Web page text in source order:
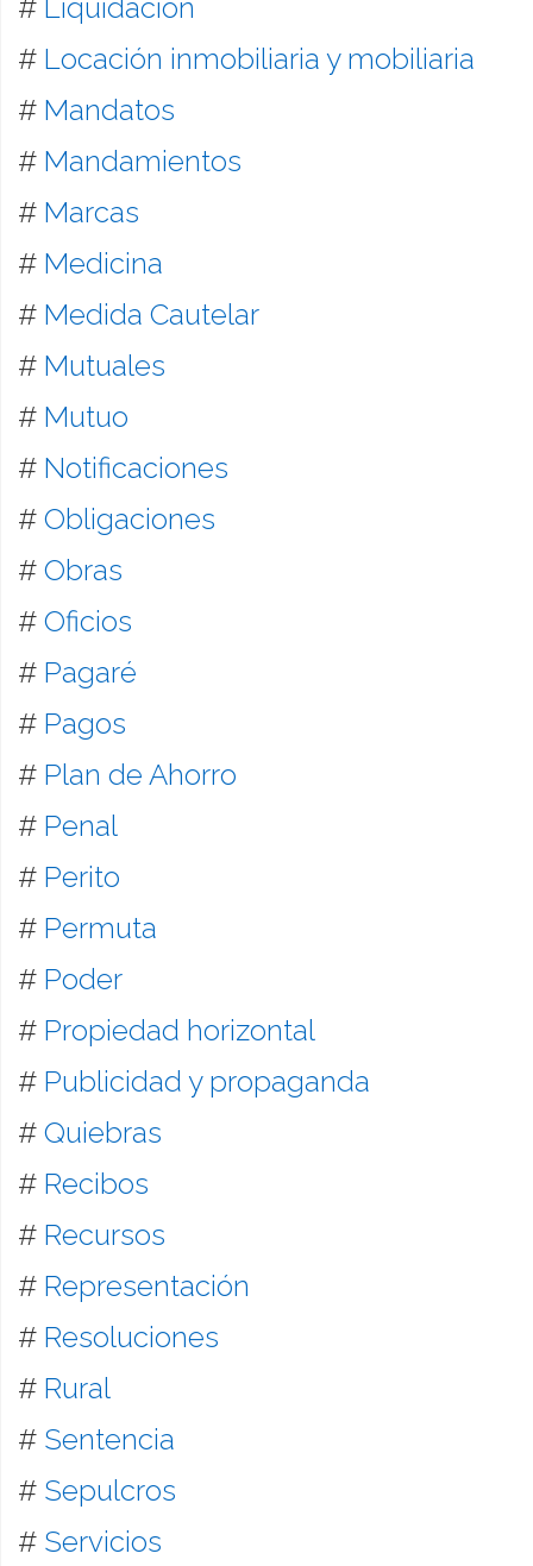
# Liquidación
# Locación inmobiliaria y mobiliaria
# Mandatos
# Mandamientos
# Marcas
# Medicina
# Medida Cautelar
# Mutuales
# Mutuo
# Notificaciones
# Obligaciones
# Obras
# Oficios
# Pagaré
# Pagos
# Plan de Ahorro
# Penal
# Perito
# Permuta
# Poder
# Propiedad horizontal
# Publicidad y propaganda
# Quiebras
# Recibos
# Recursos
# Representación
# Resoluciones
# Rural
# Sentencia
# Sepulcros
# Servicios